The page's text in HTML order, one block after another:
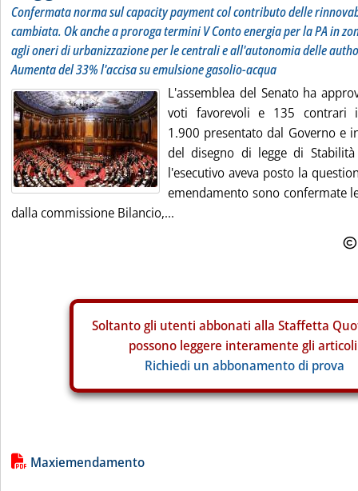
Confermata norma sul capacity payment col contributo delle
cambiata. Ok anche a proroga termini V Conto energia per la PA in
agli oneri di urbanizzazione per le centrali e all'autonomia delle
Aumenta del 33% l'accisa su emulsione gasolio-acqua
L'assemblea del Senato ha
voti favorevoli e 135 contrari
1.900 presentato dal Governo e
del disegno di legge di
l'esecutivo aveva posto la
emendamento sono confermate
dalla commissione Bilancio,...
Soltanto gli utenti abbonati alla Staffetta
possono leggere interamente gli
Richiedi un abbonamento di prova
Lista allegati PDF alla notizia
Maxiemendamento